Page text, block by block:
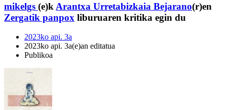
mikelgs (e)k Arantxa Urretabizkaia Bejarano(r)en
Zergatik panpox liburuaren kritika egin du
2023ko api. 3a
2023ko api. 3a(e)an editatua
Publikoa